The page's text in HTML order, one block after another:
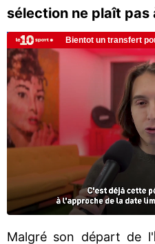
sélection ne plaît pas
Malgré son départ de l'